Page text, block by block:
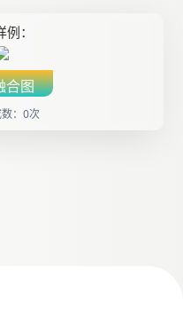
：
合图
：0次